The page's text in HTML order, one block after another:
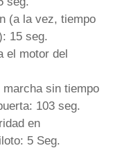
(a la vez, tiempo
15 seg.
el motor del
sin tiempo
103 seg.
en
5 Seg.